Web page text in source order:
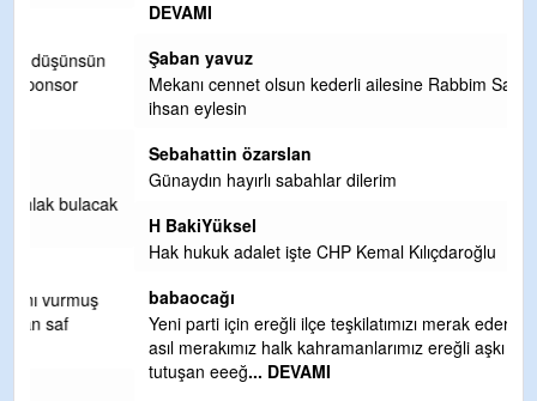
Şaban yavuz
Mekanı cennet olsun kederli ailesine Rabbim Sabri Celil
Sebahattin özarslan
Günaydın hayırlı sabahlar dilerim
H BakiYüksel
Hak hukuk adalet işte CHP Kemal Kılıçdaroğlu
babaocağı
Yeni parti için ereğli ilçe teşkilatımızı merak eder dururken
asıl merakımız halk kahramanlarımız ereğli aşkı ile yanıp
... DEVAMI